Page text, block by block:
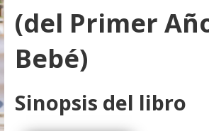
c
o
n
e
n
i
(del Primer
Bebé)
Sinopsis del libro